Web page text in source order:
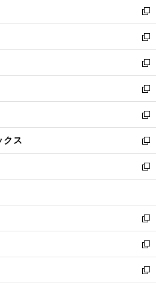
く
で
開
く
ド
ウ
で
開
く
ィ
ン
ド
ウ
で
開
く
い
ウ
ィ
ン
ド
ウ
で
開
く
新
し
い
ウ
ィ
ン
ド
ウ
で
開
く
新
し
い
ウ
ィ
ン
ド
ウ
で
開
く
新
し
い
ウ
ィ
ン
ド
ウ
で
開
新
し
い
ウ
ィ
ン
ド
ウ
開
く
新
し
い
ウ
ィ
ン
ウ
で
開
く
クス
新
し
い
ウ
ン
ド
ウ
で
開
く
新
し
ウ
ィ
ン
ド
ウ
で
開
新
し
い
ウ
ィ
新
し
い
新